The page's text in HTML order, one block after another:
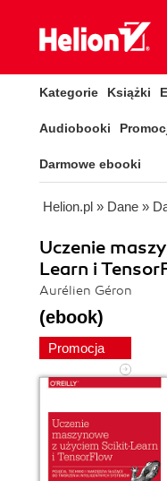
Kategorie Książki
Audiobooki
Darmowe ebooki
Helion.pl » Dane »
Uczenie
Learn i
Aurélien Géron
(ebook)
Promocja